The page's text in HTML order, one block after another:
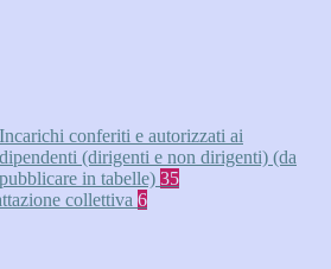
Incarichi conferiti e autorizzati ai
dipendenti (dirigenti e non dirigenti) (da
pubblicare in tabelle) 35
collettiva 6